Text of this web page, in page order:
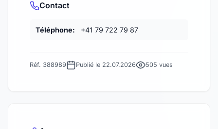
Contact
Téléphone: +41 79 722 79 87
Réf. 388989 Publié le 22.07.2026 505 vues